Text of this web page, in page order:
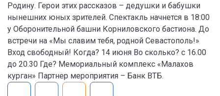
Родину. Герои этих рассказов – дедушки и бабушки
нынешних юных зрителей. Спектакль начнется в 18:00
у Оборонительной башни Корниловского бастиона. До
встречи на «Мы славим тебя, родной Севастополь!»
Вход свободный! Когда? 14 июня Во сколько? с 16.00
до 20.30 Где? Мемориальный комплекс «Малахов
курган» Партнер мероприятия – Банк ВТБ.